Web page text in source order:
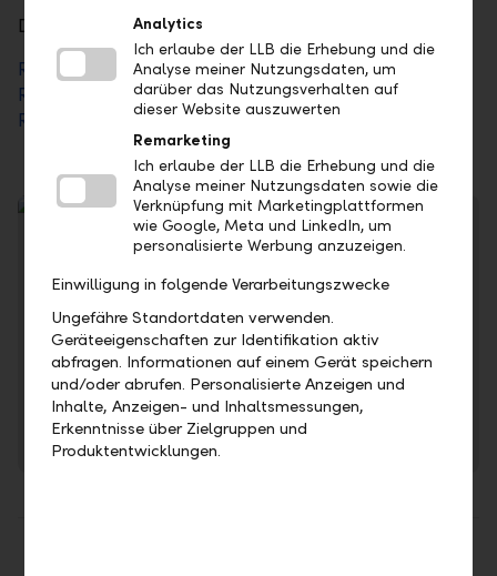
Die ausführliche Bewertung erfahren Sie hier:
Rating-Bericht Moody's(7. Mai 2026)
Rating-Bericht Moody's (12. September 2025)
Rating-Bericht Moody's(29. Juli 2025)
Sie haben Fragen zur LLB oder zur LLB-Gruppe?
Jetzt Kontakt aufnehmen
Analytics
Ich erlaube der LLB die Erhebung und die
Analyse meiner Nutzungsdaten, um
darüber das Nutzungsverhalten auf
dieser Website auszuwerten
Remarketing
Ich erlaube der LLB die Erhebung und die
Analyse meiner Nutzungsdaten sowie die
Verknüpfung mit Marketingplattformen
wie Google, Meta und LinkedIn, um
personalisierte Werbung anzuzeigen.
Einwilligung in folgende Verarbeitungszwecke
Ungefähre Standortdaten verwenden.
Geräteeigenschaften zur Identifikation aktiv
abfragen. Informationen auf einem Gerät speichern
und/oder abrufen. Personalisierte Anzeigen und
Inhalte, Anzeigen- und Inhaltsmessungen,
Erkenntnisse über Zielgruppen und
Produktentwicklungen.